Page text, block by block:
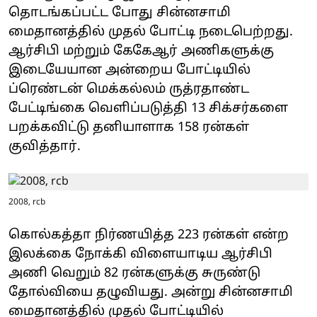
தொடங்கப்பட்ட போது சின்னசாமி
மைதானத்தில் முதல் போட்டி நடைபெற்றது.
ஆர்சிபி மற்றும் கேகேஆர் அணிகளுக்கு
இடையேயான அன்றைய போட்டியில்
ப்ரெண்டன் மெக்கல்லம் ருத்ரதாண்ட
பேட்டிங்கை வெளிப்படுத்தி 13 சிக்சர்களை
பறக்கவிட்டு தனியாளாக 158 ரன்கள்
குவித்தார்.
2008, rcb
கொல்கத்தா நிர்ணயித்த 223 ரன்கள் என்ற
இலக்கை நோக்கி விளையாடிய ஆர்சிபி
அணி வெறும் 82 ரன்களுக்கு சுருண்டு
தோல்வியை தழுவியது. அன்று சின்னசாமி
மைதானத்தில் முதல் போட்டியில்